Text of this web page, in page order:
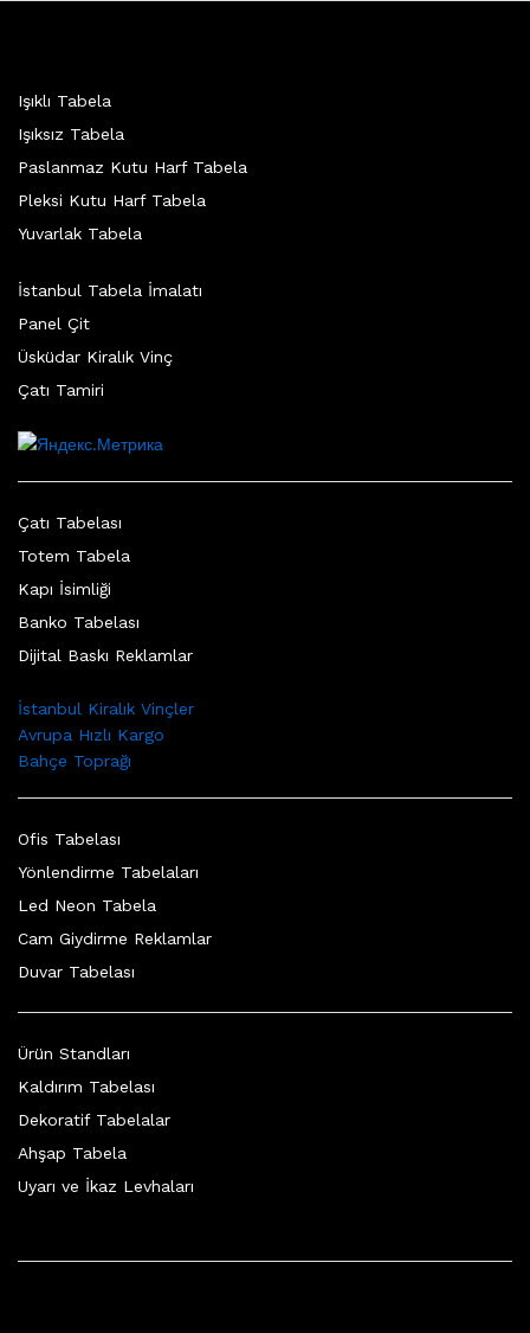
Işıklı Tabela
Işıksız Tabela
Paslanmaz Kutu Harf Tabela
Pleksi Kutu Harf Tabela
Yuvarlak Tabela
İstanbul Tabela İmalatı
Panel Çit
Üsküdar Kiralık Vinç
Çatı Tamiri
Çatı Tabelası
Totem Tabela
Kapı İsimliği
Banko Tabelası
Dijital Baskı Reklamlar
İstanbul Kiralık Vinçler
Avrupa Hızlı Kargo
Bahçe Toprağı
Ofis Tabelası
Yönlendirme Tabelaları
Led Neon Tabela
Cam Giydirme Reklamlar
Duvar Tabelası
Ürün Standları
Kaldırım Tabelası
Dekoratif Tabelalar
Ahşap Tabela
Uyarı ve İkaz Levhaları